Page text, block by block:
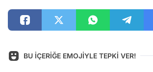
BU İÇERİĞE EMOJİYLE TEPKİ VER!